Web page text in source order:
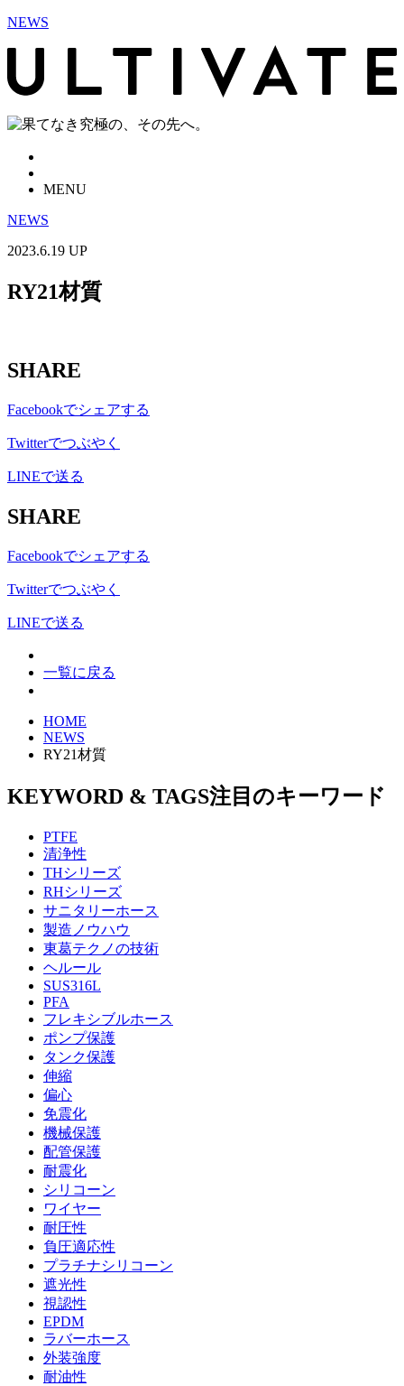
NEWS
MENU
NEWS
2023.6.19 UP
RY21材質
SHARE
Facebookでシェアする
Twitterでつぶやく
LINEで送る
SHARE
Facebookでシェアする
Twitterでつぶやく
LINEで送る
一覧に戻る
HOME
NEWS
RY21材質
KEYWORD & TAGS注目のキーワード
PTFE
清浄性
THシリーズ
RHシリーズ
サニタリーホース
製造ノウハウ
東葛テクノの技術
ヘルール
SUS316L
PFA
フレキシブルホース
ポンプ保護
タンク保護
伸縮
偏心
免震化
機械保護
配管保護
耐震化
シリコーン
ワイヤー
耐圧性
負圧適応性
プラチナシリコーン
遮光性
視認性
EPDM
ラバーホース
外装強度
耐油性